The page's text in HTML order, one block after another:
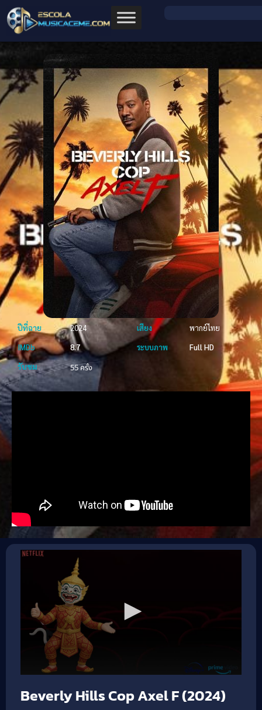
ปีที่ฉาย 2024 เสียง
พากย์ไทย
IMDb
8.7 ระบบภาพ
Full HD
รับชม
55 ครั้ง
Beverly Hills Cop Axel F (2024)